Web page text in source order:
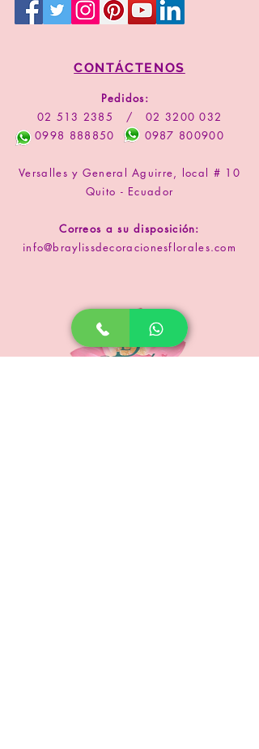
CONTÁCTENOS
Pedidos:
02 513 2385
/02 3200 032
0998 888850
0987 800900
Versalles y General Aguirre, local # 10
Quito - Ecuador
Correos a su disposición:
info@braylissdecoracionesflorales.com